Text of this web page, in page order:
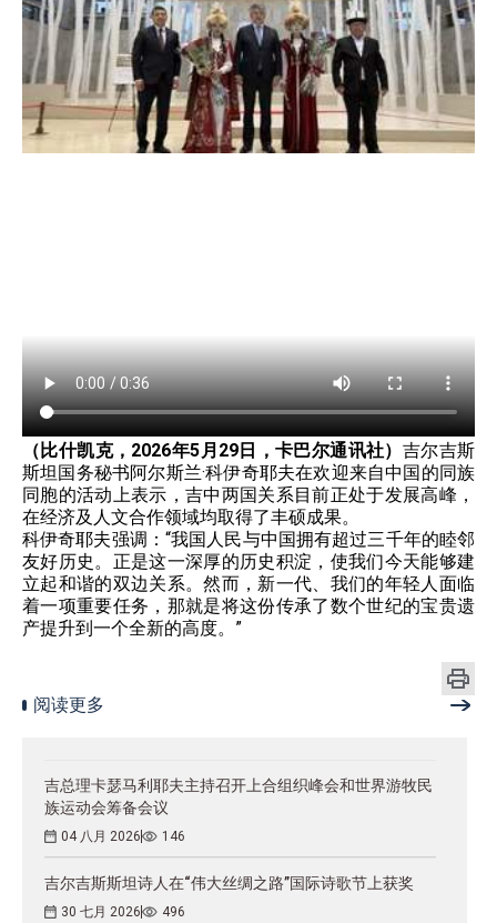
（比什凯克，2026年5月29日，卡巴尔通讯社） 吉尔吉斯
斯坦国务秘书阿尔斯兰·科伊奇耶夫在欢迎来自中国的同族
同胞的活动上表示，吉中两国关系目前正处于发展高峰，
在经济及人文合作领域均取得了丰硕成果。
科伊奇耶夫强调：“我国人民与中国拥有超过三千年的睦邻
友好历史。正是这一深厚的历史积淀，使我们今天能够建
立起和谐的双边关系。然而，新一代、我们的年轻人面临
着一项重要任务，那就是将这份传承了数个世纪的宝贵遗
产提升到一个全新的高度。”
阅读更多
吉总理卡瑟马利耶夫主持召开上合组织峰会和世界游牧民
族运动会筹备会议
04 八月 2026 146
吉尔吉斯斯坦诗人在“伟大丝绸之路”国际诗歌节上获奖
30 七月 2026 496